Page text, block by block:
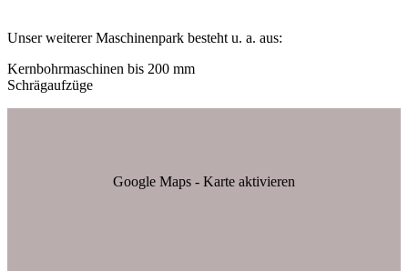
Unser weiterer Maschinenpark besteht u. a. aus:
Kernbohrmaschinen bis 200 mm
Schrägaufzüge
Google Maps - Karte aktivieren